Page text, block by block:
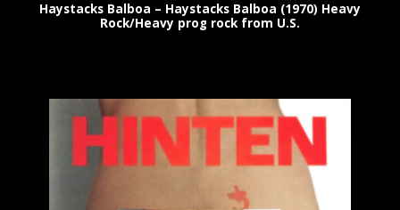
Haystacks Balboa – Haystacks Balboa (1970) Heavy
Rock/Heavy prog rock from U.S.